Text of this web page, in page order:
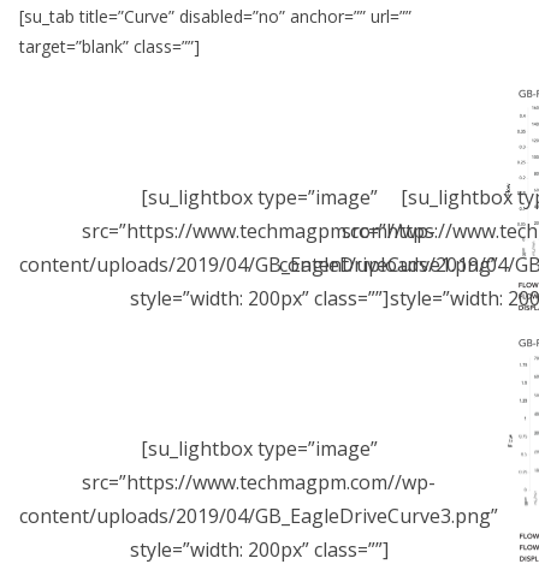
[su_tab title=”Curve” disabled=”no” anchor=”” url=””
target=”blank” class=””]
[su_lightbox type=”image”
src=”https://www.techmagpm.com//wp-
content/uploads/2019/04/GB_EagleDriveCurve1.png”
style=”width: 200px” class=””]
[su_lightbox
src=”https://
content/uploads/2019/04/
style=”width:
[su_lightbox type=”image”
src=”https://www.techmagpm.com//wp-
content/uploads/2019/04/GB_EagleDriveCurve3.png”
style=”width: 200px” class=””]